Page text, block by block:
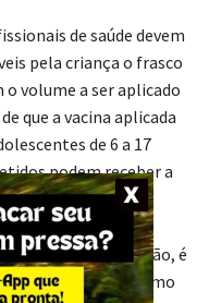
de saúde devem
pela criança o frasco
o volume a ser aplicado
que a vacina aplicada
de 6 a 17
podem receber a
estado por precaução, é
aplicada ao mesmo